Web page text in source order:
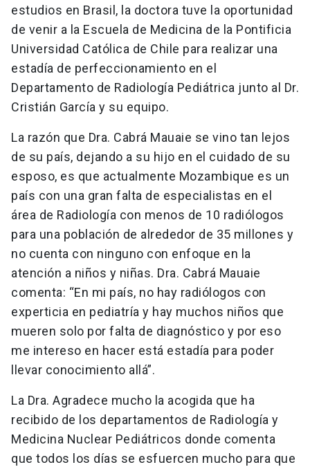
estudios en Brasil, la doctora tuve la oportunidad
de venir a la Escuela de Medicina de la Pontificia
Universidad Católica de Chile para realizar una
estadía de perfeccionamiento en el
Departamento de Radiología Pediátrica junto al Dr.
Cristián García y su equipo.
La razón que Dra. Cabrá Mauaie se vino tan lejos
de su país, dejando a su hijo en el cuidado de su
esposo, es que actualmente Mozambique es un
país con una gran falta de especialistas en el
área de Radiología con menos de 10 radiólogos
para una población de alrededor de 35 millones y
no cuenta con ninguno con enfoque en la
atención a niños y niñas. Dra. Cabrá Mauaie
comenta: “En mi país, no hay radiólogos con
experticia en pediatría y hay muchos niños que
mueren solo por falta de diagnóstico y por eso
me intereso en hacer está estadía para poder
llevar conocimiento allá”.
La Dra. Agradece mucho la acogida que ha
recibido de los departamentos de Radiología y
Medicina Nuclear Pediátricos donde comenta
que todos los días se esfuercen mucho para que